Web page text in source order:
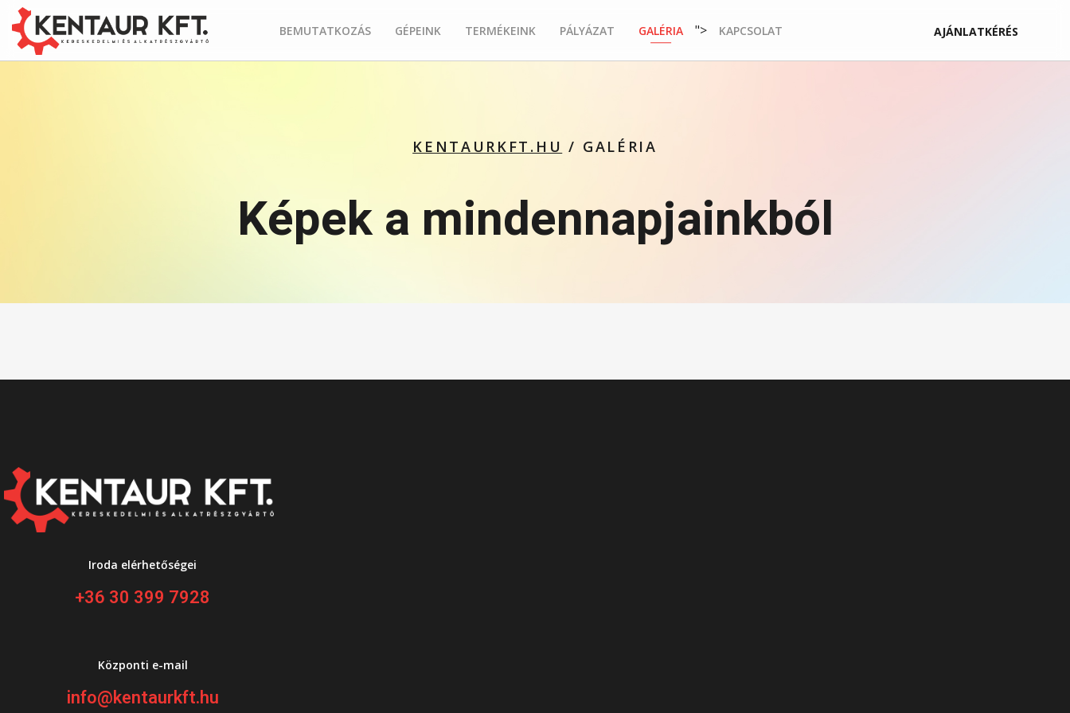
AJÁNLATKÉRÉS
BEMUTATKOZÁS GÉPEINK TERMÉKEINK PÁLYÁZAT GALÉRIA "> KAPCSOLAT
KENTAURKFT.HU GALÉRIA
Képek a mindennapjainkból
Iroda elérhetőségei
+36 30 399 7928
Központi e-mail
info@kentaurkft.hu